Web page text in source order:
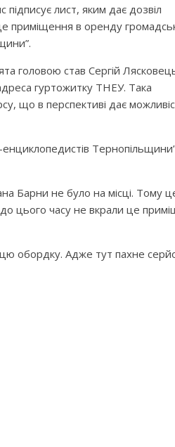
лист, яким дає дозвіл
приміщення в оренду
головою став Сергій
гуртожитку ТНЕУ. Така
що в перспективі дає
енциклопедистів
Барни не було на місці. Тому
цього часу не вкрали це
цю обордку. Адже тут пахне